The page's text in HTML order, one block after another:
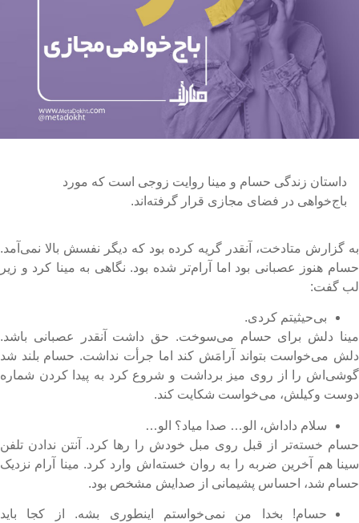
داستان زندگی حسام و مینا روایت زوجی است که مورد
باج‌خواهی در فضای مجازی قرار گرفته‌اند.
گزارش متادخت، آنقدر گریه کرده بود که دیگر نفسش بالا نمی‌آمد.
هنوز عصبانی بود اما آرام‌تر شده بود. نگاهی به مینا کرد و زیر
گفت:
بی‌حیثیتم کردی.
دلش برای حسام می‌سوخت. حق داشت آنقدر عصبانی باشد.
می‌خواست بتواند آرامَش کند اما جرأت نداشت. حسام بلند شد
را از روی میز برداشت و شروع کرد به پیدا کردن شماره
وکیلش، می‌خواست شکایت کند.
سلام داداش، الو… صدا میاد؟ الو…
خسته‌تر از قبل روی مبل خودش را رها کرد. آنتن ندادن تلفن
هم آخرین ضربه را به روان خسته‌اش وارد کرد. مینا آرام نزدیک
شد، احساس پشیمانی از صدایش مشخص بود.
حسام! بخدا من نمی‌خواستم اینطوری بشه. از کجا باید